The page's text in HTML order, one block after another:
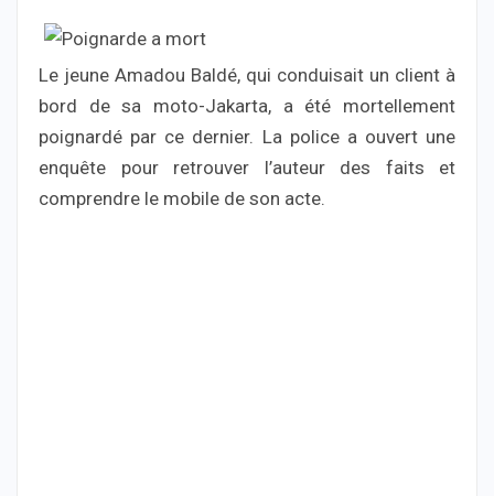
Le jeune Amadou Baldé, qui conduisait un client à
bord de sa moto-Jakarta, a été mortellement
poignardé par ce dernier. La police a ouvert une
enquête pour retrouver l’auteur des faits et
comprendre le mobile de son acte.